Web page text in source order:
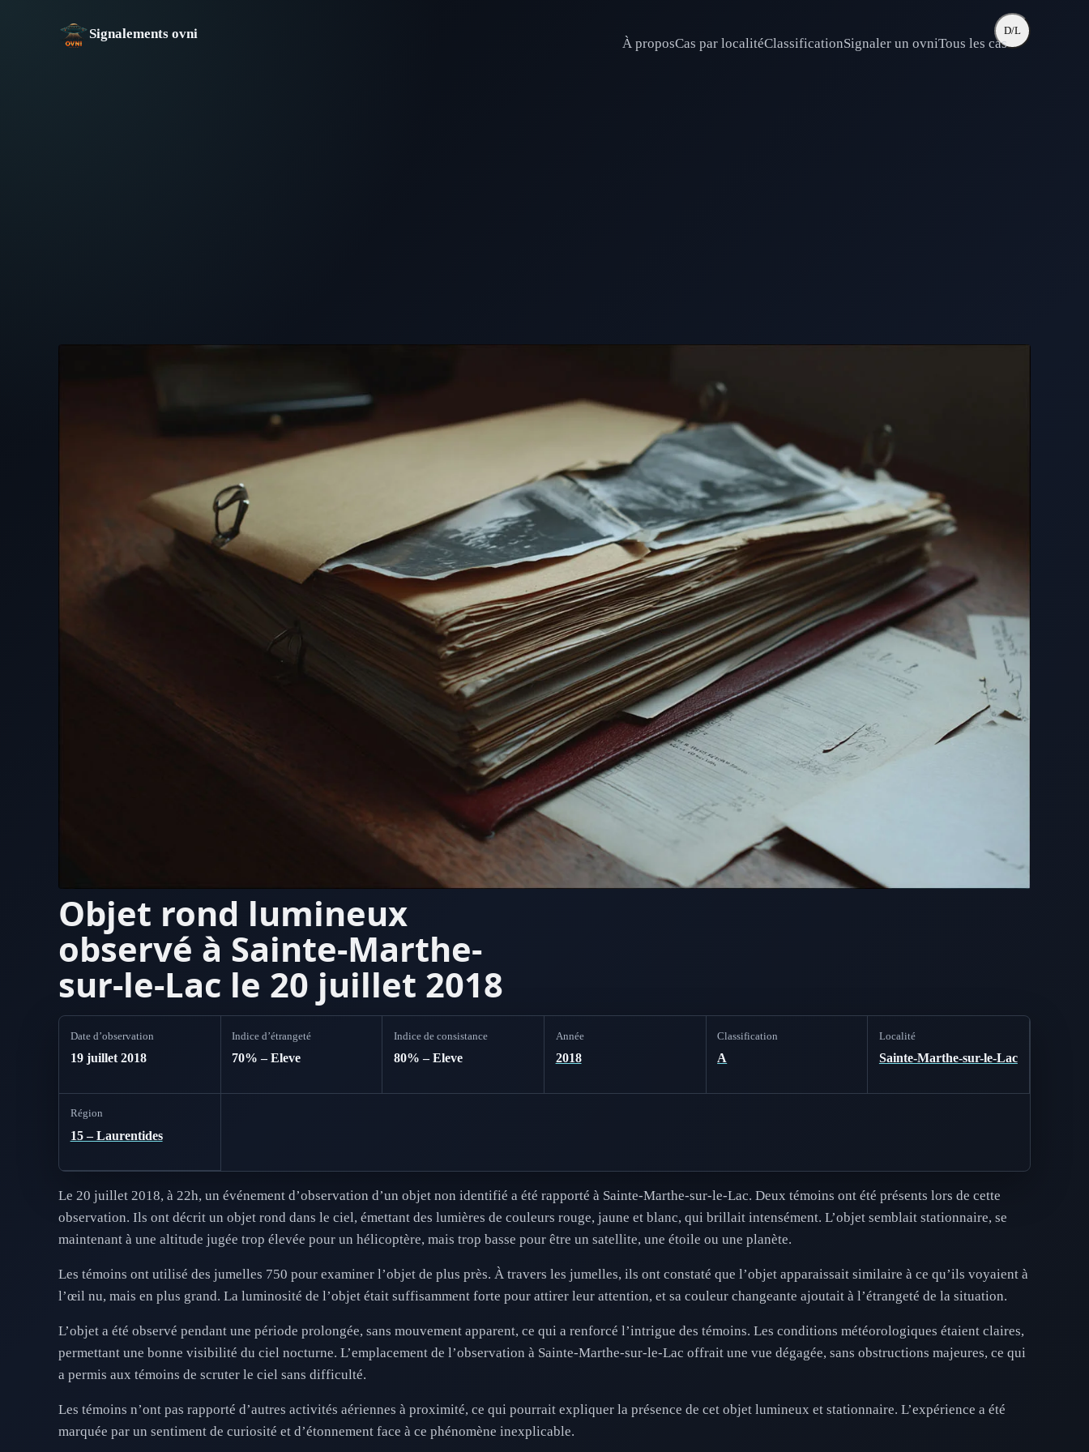
Signalements ovni
À proposCas par localitéClassificationSignaler un ovniTous les cas
D/L
Objet rond lumineux
observé à Sainte-Marthe-
sur-le-Lac le 20 juillet 2018
Date d’observation
19 juillet 2018
Indice d’étrangeté
70% – Eleve
Indice de consistance
80% – Eleve
Année
2018
Classification
A
Localité
Sainte-Marthe-sur-le-Lac
Région
15 – Laurentides
Le 20 juillet 2018, à 22h, un événement d’observation d’un objet non identifié a été rapporté à Sainte-Marthe-sur-le-Lac. Deux témoins ont été présents lors de cette
observation. Ils ont décrit un objet rond dans le ciel, émettant des lumières de couleurs rouge, jaune et blanc, qui brillait intensément. L’objet semblait stationnaire, se
maintenant à une altitude jugée trop élevée pour un hélicoptère, mais trop basse pour être un satellite, une étoile ou une planète.
Les témoins ont utilisé des jumelles 750 pour examiner l’objet de plus près. À travers les jumelles, ils ont constaté que l’objet apparaissait similaire à ce qu’ils voyaient à
l’œil nu, mais en plus grand. La luminosité de l’objet était suffisamment forte pour attirer leur attention, et sa couleur changeante ajoutait à l’étrangeté de la situation.
L’objet a été observé pendant une période prolongée, sans mouvement apparent, ce qui a renforcé l’intrigue des témoins. Les conditions météorologiques étaient claires,
permettant une bonne visibilité du ciel nocturne. L’emplacement de l’observation à Sainte-Marthe-sur-le-Lac offrait une vue dégagée, sans obstructions majeures, ce qui
a permis aux témoins de scruter le ciel sans difficulté.
Les témoins n’ont pas rapporté d’autres activités aériennes à proximité, ce qui pourrait expliquer la présence de cet objet lumineux et stationnaire. L’expérience a été
marquée par un sentiment de curiosité et d’étonnement face à ce phénomène inexplicable.